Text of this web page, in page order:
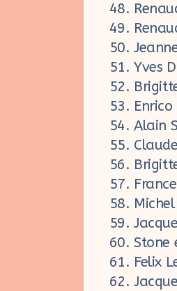
Yves
Alain
Stone
Felix